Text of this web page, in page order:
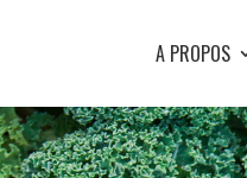
A PROPOS